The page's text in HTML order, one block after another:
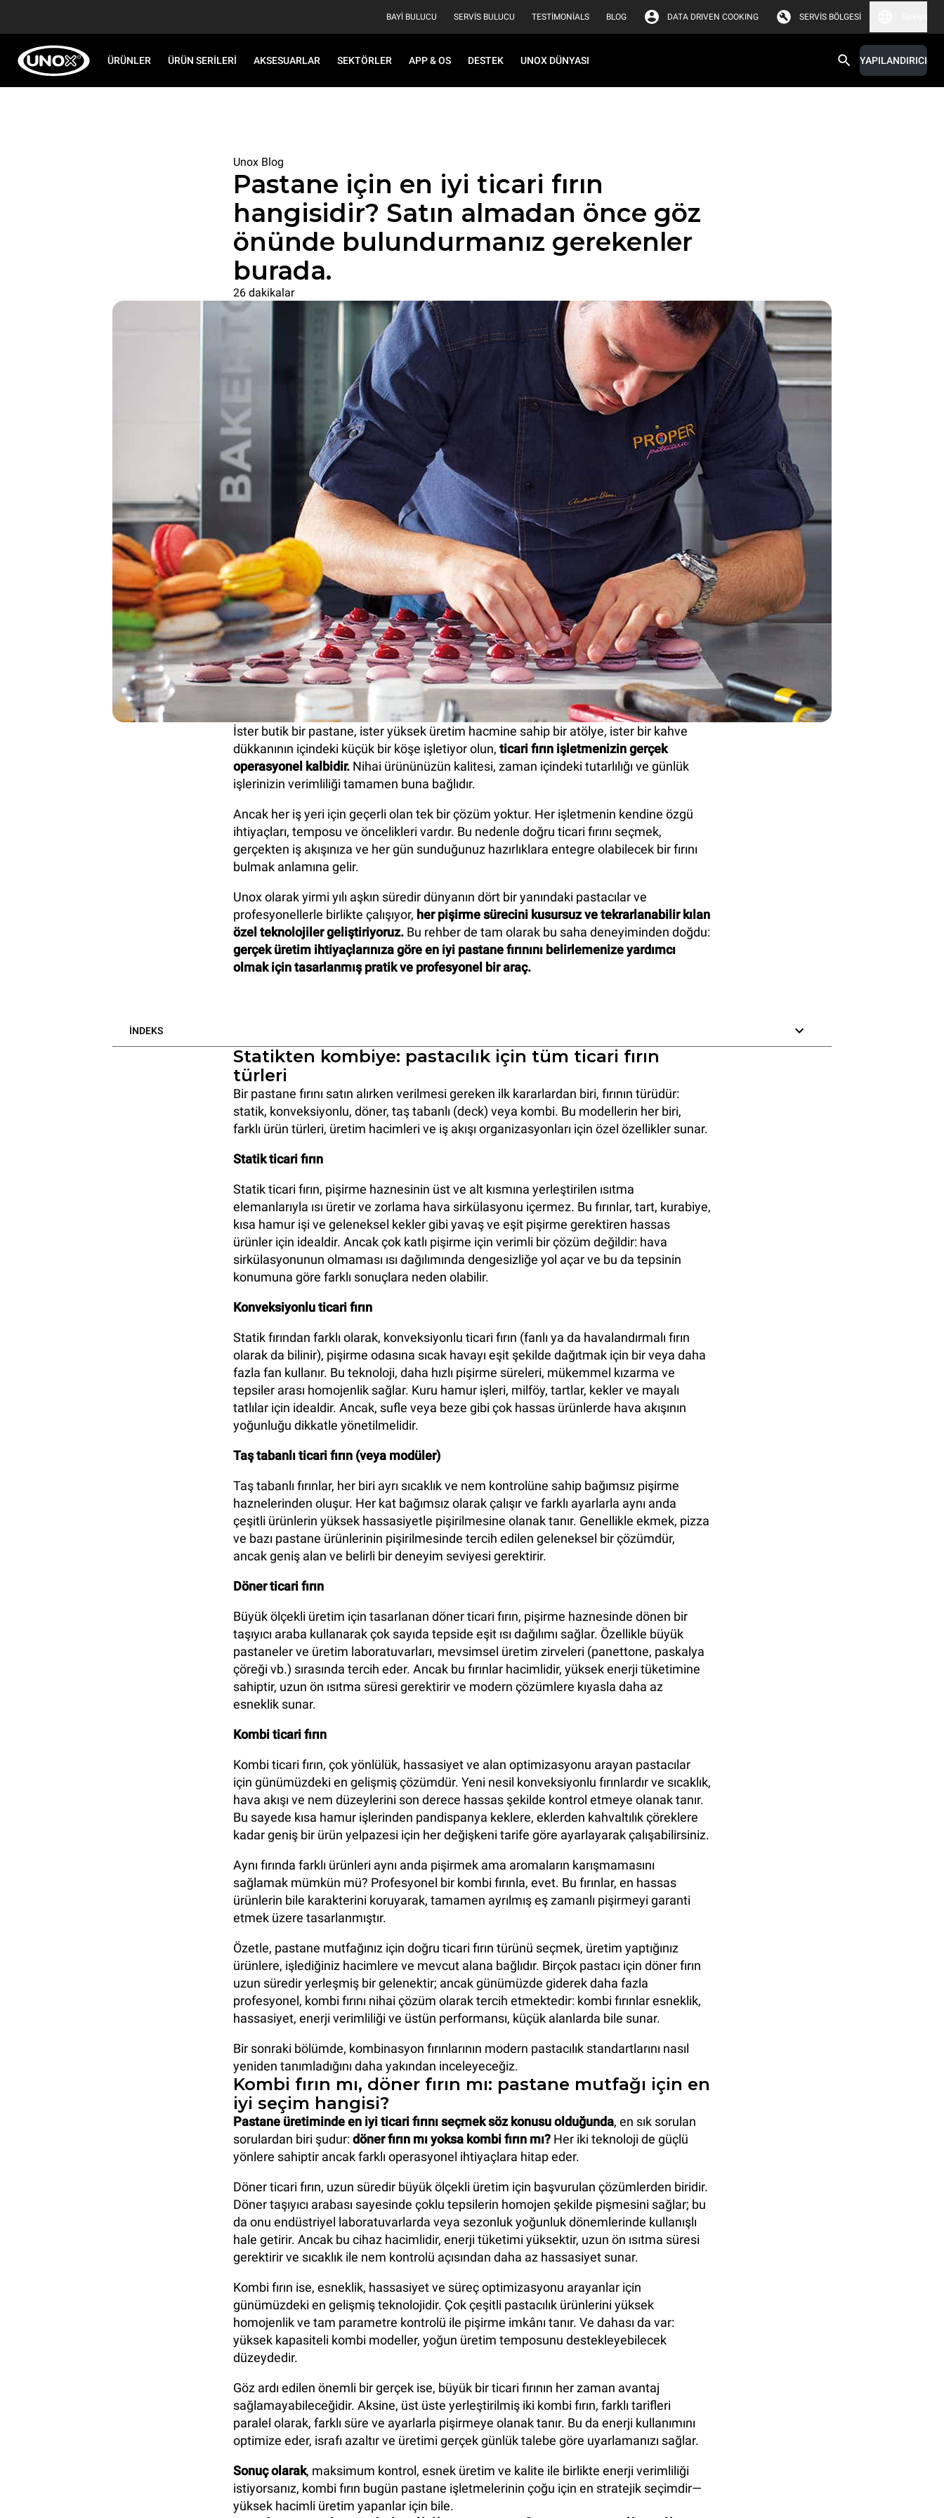
BAYI BULUCU SERVIS BULUCU TESTIMONIALS BLOG DATA DRIVEN COOKING SERVIS BÖLGESI
ÜRÜNLER ÜRÜN SERILERI AKSESUARLAR SEKTÖRLER APP & OS DESTEK UNOX DÜNYASI YAPILANDIRICI
Unox Blog
Pastane için en iyi ticari fırın
hangisidir? Satın almadan önce göz
önünde bulundurmanız gerekenler
burada.
26 dakikalar
İster butik bir pastane, ister yüksek üretim hacmine sahip bir atölye, ister bir kahve
dükkanının içindeki küçük bir köşe işletiyor olun, ticari fırın işletmenizin gerçek
operasyonel kalbidir. Nihai ürününüzün kalitesi, zaman içindeki tutarlılığı ve günlük
işlerinizin verimliliği tamamen buna bağlıdır.
Ancak her iş yeri için geçerli olan tek bir çözüm yoktur. Her işletmenin kendine özgü
ihtiyaçları, temposu ve öncelikleri vardır. Bu nedenle doğru ticari fırını seçmek,
gerçekten iş akışınıza ve her gün sunduğunuz hazırlıklara entegre olabilecek bir fırını
bulmak anlamına gelir.
Unox olarak yirmi yılı aşkın süredir dünyanın dört bir yanındaki pastacılar ve
profesyonellerle birlikte çalışıyor, her pişirme sürecini kusursuz ve tekrarlanabilir kılan
özel teknolojiler geliştiriyoruz. Bu rehber de tam olarak bu saha deneyiminden doğdu:
gerçek üretim ihtiyaçlarınıza göre en iyi pastane fırınını belirlemenize yardımcı
olmak için tasarlanmış pratik ve profesyonel bir araç.
İNDEKS
Statikten kombiye: pastacılık için tüm ticari fırın
türleri
Bir pastane fırını satın alırken verilmesi gereken ilk kararlardan biri, fırının türüdür:
statik, konveksiyonlu, döner, taş tabanlı (deck) veya kombi. Bu modellerin her biri,
farklı ürün türleri, üretim hacimleri ve iş akışı organizasyonları için özel özellikler sunar.
Statik ticari fırın
Statik ticari fırın, pişirme haznesinin üst ve alt kısmına yerleştirilen ısıtma
elemanlarıyla ısı üretir ve zorlama hava sirkülasyonu içermez. Bu fırınlar, tart, kurabiye,
kısa hamur işi ve geleneksel kekler gibi yavaş ve eşit pişirme gerektiren hassas
ürünler için idealdir. Ancak çok katlı pişirme için verimli bir çözüm değildir: hava
sirkülasyonunun olmaması ısı dağılımında dengesizliğe yol açar ve bu da tepsinin
konumuna göre farklı sonuçlara neden olabilir.
Konveksiyonlu ticari fırın
Statik fırından farklı olarak, konveksiyonlu ticari fırın (fanlı ya da havalandırmalı fırın
olarak da bilinir), pişirme odasına sıcak havayı eşit şekilde dağıtmak için bir veya daha
fazla fan kullanır. Bu teknoloji, daha hızlı pişirme süreleri, mükemmel kızarma ve
tepsiler arası homojenlik sağlar. Kuru hamur işleri, milföy, tartlar, kekler ve mayalı
tatlılar için idealdir. Ancak, sufle veya beze gibi çok hassas ürünlerde hava akışının
yoğunluğu dikkatle yönetilmelidir.
Taş tabanlı ticari fırın (veya modüler)
Taş tabanlı fırınlar, her biri ayrı sıcaklık ve nem kontrolüne sahip bağımsız pişirme
haznelerinden oluşur. Her kat bağımsız olarak çalışır ve farklı ayarlarla aynı anda
çeşitli ürünlerin yüksek hassasiyetle pişirilmesine olanak tanır. Genellikle ekmek, pizza
ve bazı pastane ürünlerinin pişirilmesinde tercih edilen geleneksel bir çözümdür,
ancak geniş alan ve belirli bir deneyim seviyesi gerektirir.
Döner ticari fırın
Büyük ölçekli üretim için tasarlanan döner ticari fırın, pişirme haznesinde dönen bir
taşıyıcı araba kullanarak çok sayıda tepside eşit ısı dağılımı sağlar. Özellikle büyük
pastaneler ve üretim laboratuvarları, mevsimsel üretim zirveleri (panettone, paskalya
çöreği vb.) sırasında tercih eder. Ancak bu fırınlar hacimlidir, yüksek enerji tüketimine
sahiptir, uzun ön ısıtma süresi gerektirir ve modern çözümlere kıyasla daha az
esneklik sunar.
Kombi ticari fırın
Kombi ticari fırın, çok yönlülük, hassasiyet ve alan optimizasyonu arayan pastacılar
için günümüzdeki en gelişmiş çözümdür. Yeni nesil konveksiyonlu fırınlardır ve sıcaklık,
hava akışı ve nem düzeylerini son derece hassas şekilde kontrol etmeye olanak tanır.
Bu sayede kısa hamur işlerinden pandispanya keklere, eklerden kahvaltılık çöreklere
kadar geniş bir ürün yelpazesi için her değişkeni tarife göre ayarlayarak çalışabilirsiniz.
Aynı fırında farklı ürünleri aynı anda pişirmek ama aromaların karışmamasını
sağlamak mümkün mü? Profesyonel bir kombi fırınla, evet. Bu fırınlar, en hassas
ürünlerin bile karakterini koruyarak, tamamen ayrılmış eş zamanlı pişirmeyi garanti
etmek üzere tasarlanmıştır.
Özetle, pastane mutfağınız için doğru ticari fırın türünü seçmek, üretim yaptığınız
ürünlere, işlediğiniz hacimlere ve mevcut alana bağlıdır. Birçok pastacı için döner fırın
uzun süredir yerleşmiş bir gelenektir; ancak günümüzde giderek daha fazla
profesyonel, kombi fırını nihai çözüm olarak tercih etmektedir: kombi fırınlar esneklik,
hassasiyet, enerji verimliliği ve üstün performansı, küçük alanlarda bile sunar.
Bir sonraki bölümde, kombinasyon fırınlarının modern pastacılık standartlarını nasıl
yeniden tanımladığını daha yakından inceleyeceğiz.
Kombi fırın mı, döner fırın mı: pastane mutfağı için en
iyi seçim hangisi?
Pastane üretiminde en iyi ticari fırını seçmek söz konusu olduğunda, en sık sorulan
sorulardan biri şudur:döner fırın mı yoksa kombi fırın mı? Her iki teknoloji de güçlü
yönlere sahiptir ancak farklı operasyonel ihtiyaçlara hitap eder.
Döner ticari fırın, uzun süredir büyük ölçekli üretim için başvurulan çözümlerden biridir.
Döner taşıyıcı arabası sayesinde çoklu tepsilerin homojen şekilde pişmesini sağlar; bu
da onu endüstriyel laboratuvarlarda veya sezonluk yoğunluk dönemlerinde kullanışlı
hale getirir. Ancak bu cihaz hacimlidir, enerji tüketimi yüksektir, uzun ön ısıtma süresi
gerektirir ve sıcaklık ile nem kontrolü açısından daha az hassasiyet sunar.
Kombi fırın ise, esneklik, hassasiyet ve süreç optimizasyonu arayanlar için
günümüzdeki en gelişmiş teknolojidir. Çok çeşitli pastacılık ürünlerini yüksek
homojenlik ve tam parametre kontrolü ile pişirme imkânı tanır. Ve dahası da var:
yüksek kapasiteli kombi modeller, yoğun üretim temposunu destekleyebilecek
düzeydedir.
Göz ardı edilen önemli bir gerçek ise, büyük bir ticari fırının her zaman avantaj
sağlamayabileceğidir. Aksine, üst üste yerleştirilmiş iki kombi fırın, farklı tarifleri
paralel olarak, farklı süre ve ayarlarla pişirmeye olanak tanır. Bu da enerji kullanımını
optimize eder, israfı azaltır ve üretimi gerçek günlük talebe göre uyarlamanızı sağlar.
Sonuç olarak, maksimum kontrol, esnek üretim ve kalite ile birlikte enerji verimliliği
istiyorsanız, kombi fırın bugün pastane işletmelerinin çoğu için en stratejik seçimdir—
yüksek hacimli üretim yapanlar için bile.